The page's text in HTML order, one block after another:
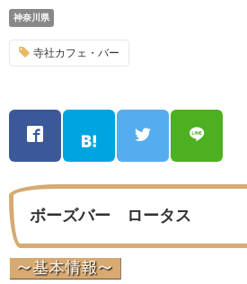
神奈川県
寺社カフェ・バー
ボーズバー ロータス